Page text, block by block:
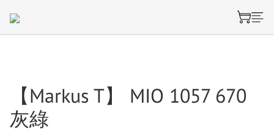
【Markus T】 MIO 1057 670
灰綠